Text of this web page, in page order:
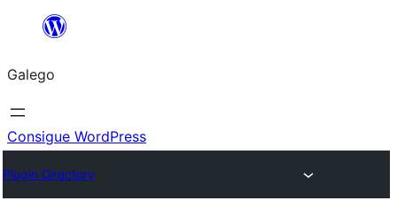
Saltar
contido
Galego
Consigue WordPress
Plugin Directory